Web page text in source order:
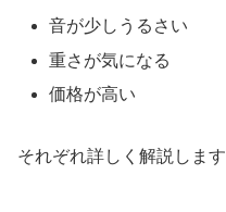
音が少しうるさい
重さが気になる
価格が高い
それぞれ詳しく解説します